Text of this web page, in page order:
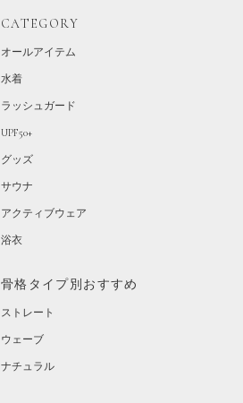
CATEGORY
オールアイテム
水着
ラッシュガード
UPF50+
グッズ
サウナ
アクティブウェア
浴衣
骨格タイプ別おすすめ
ストレート
ウェーブ
ナチュラル